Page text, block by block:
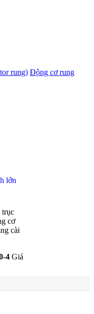
rung) Động cơ rung
lớn
trục
cơ
cài
4 Giá